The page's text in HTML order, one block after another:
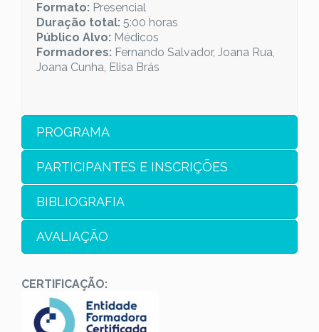
Formato: Presencial
Duração total: 5:00 horas
Público Alvo: Médicos
Formadores: Fernando Salvador, Joana Rua,
Joana Cunha, Elisa Brás
PROGRAMA
PARTICIPANTES E INSCRIÇÕES
BIBLIOGRAFIA
AVALIAÇÃO
CERTIFICAÇÃO: